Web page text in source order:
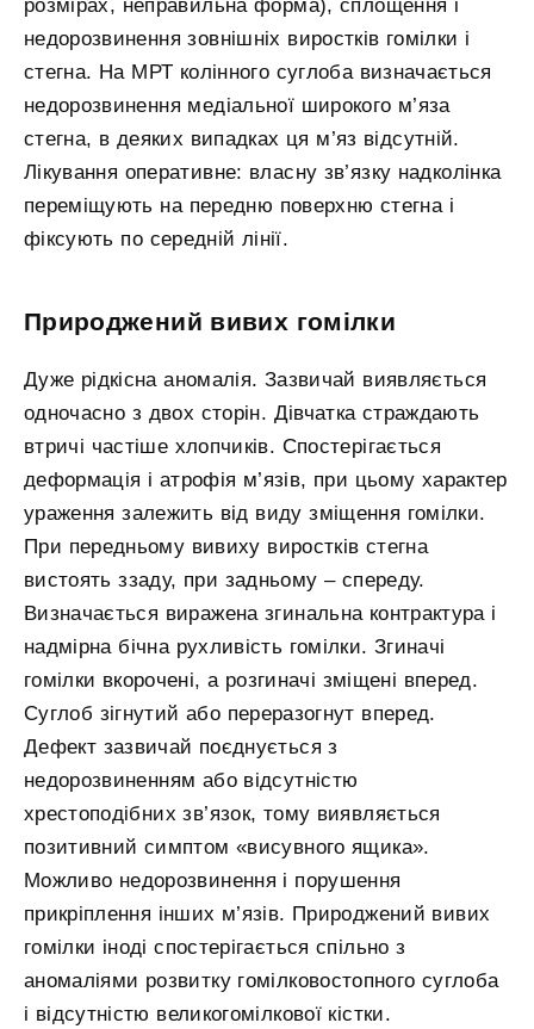
розмірах, неправильна форма), сплощення і
недорозвинення зовнішніх виростків гомілки і
стегна. На МРТ колінного суглоба визначається
недорозвинення медіальної широкого м’яза
стегна, в деяких випадках ця м’яз відсутній.
Лікування оперативне: власну зв’язку надколінка
переміщують на передню поверхню стегна і
фіксують по середній лінії.
Природжений вивих гомілки
Дуже рідкісна аномалія. Зазвичай виявляється
одночасно з двох сторін. Дівчатка страждають
втричі частіше хлопчиків. Спостерігається
деформація і атрофія м’язів, при цьому характер
ураження залежить від виду зміщення гомілки.
При передньому вивиху виростків стегна
вистоять ззаду, при задньому – спереду.
Визначається виражена згинальна контрактура і
надмірна бічна рухливість гомілки. Згиначі
гомілки вкорочені, а розгиначі зміщені вперед.
Суглоб зігнутий або переразогнут вперед.
Дефект зазвичай поєднується з
недорозвиненням або відсутністю
хрестоподібних зв’язок, тому виявляється
позитивний симптом «висувного ящика».
Можливо недорозвинення і порушення
прикріплення інших м’язів. Природжений вивих
гомілки іноді спостерігається спільно з
аномаліями розвитку гомілковостопного суглоба
і відсутністю великогомілкової кістки.